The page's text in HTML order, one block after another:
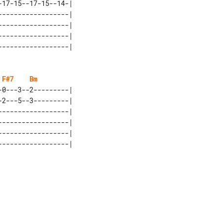
15--17-15--14-|
|
|
|
F#7
Bm
0---3--2---------|
2---5--3---------|
|
|
|